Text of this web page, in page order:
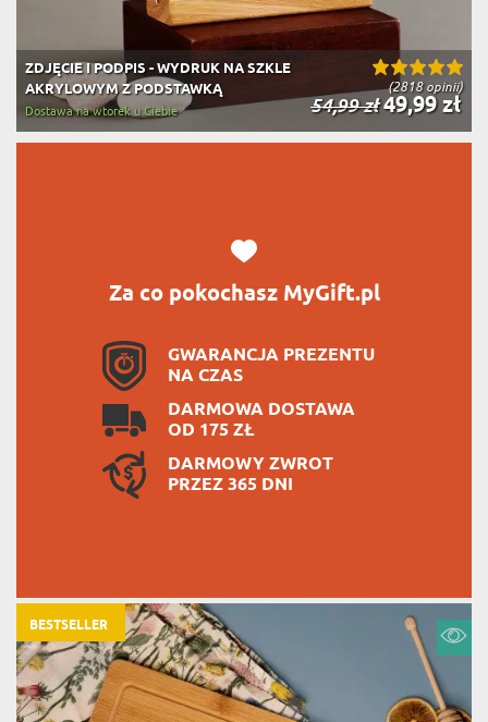
(2818 opinii)
ZDJĘCIE I PODPIS - WYDRUK NA SZKLE
AKRYLOWYM Z PODSTAWKĄ
54,99 zł49,99 zł
Dostawa na wtorek u Ciebie
Za co pokochasz MyGift.pl
GWARANCJA PREZENTU
NA CZAS
DARMOWA DOSTAWA
OD 175 ZŁ
DARMOWY ZWROT
PRZEZ 365 DNI
BESTSELLER